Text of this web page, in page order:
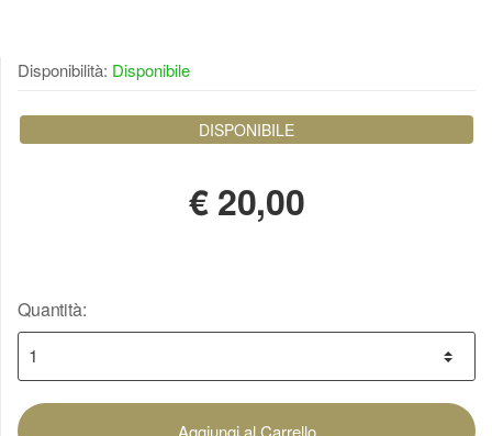
Disponibilità: Disponibile
DISPONIBILE
€20,00
Quantità:
Aggiungi al Carrello